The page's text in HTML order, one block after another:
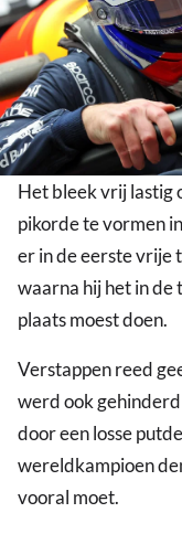
Het bleek vrij lastig
pikorde te vormen in
er in de eerste vrije
waarna hij het in de
plaats moest doen.
Verstappen reed
werd ook
door een losse
wereldkampioen
vooral moet.